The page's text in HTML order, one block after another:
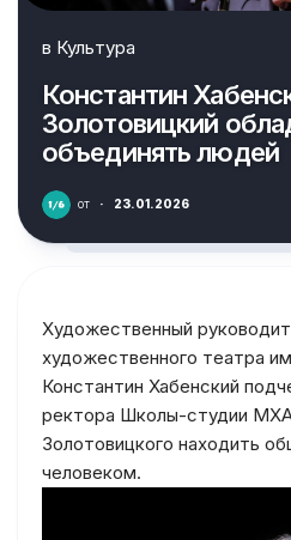
в Культура
Константин
Золотовицкий
объединять людей
от · 23.01.2026
Художественный
художественного театра
Константин Хабенский
ректора Школы-студии
Золотовицкого находить
человеком.